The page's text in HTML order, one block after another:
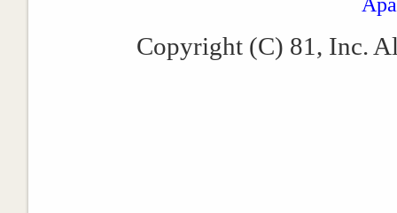
Copyright (C) 81, Inc.